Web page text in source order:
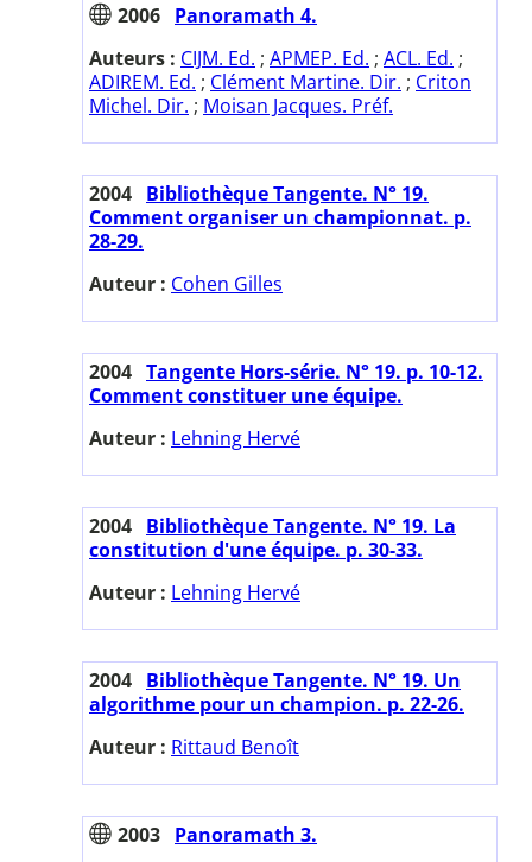
2006 Panoramath 4.
Auteurs : CIJM. Ed. ; APMEP. Ed. ; ACL. Ed. ;
ADIREM. Ed. ; Clément Martine. Dir. ; Criton
Michel. Dir. ; Moisan Jacques. Préf.
2004 Bibliothèque Tangente. N° 19.
Comment organiser un championnat. p.
28-29.
Auteur : Cohen Gilles
2004 Tangente Hors-série. N° 19. p. 10-12.
Comment constituer une équipe.
Auteur : Lehning Hervé
2004 Bibliothèque Tangente. N° 19. La
constitution d'une équipe. p. 30-33.
Auteur : Lehning Hervé
2004 Bibliothèque Tangente. N° 19. Un
algorithme pour un champion. p. 22-26.
Auteur : Rittaud Benoît
2003 Panoramath 3.